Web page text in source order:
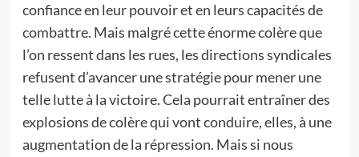
confiance en leur pouvoir et en leurs capacités de
combattre. Mais malgré cette énorme colère que
l’on ressent dans les rues, les directions syndicales
refusent d’avancer une stratégie pour mener une
telle lutte à la victoire. Cela pourrait entraîner des
explosions de colère qui vont conduire, elles, à une
augmentation de la répression. Mais si nous